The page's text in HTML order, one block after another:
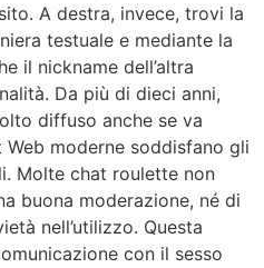
A destra, invece, trovi la
testuale e mediante la
il nickname dell’altra
Da più di dieci anni,
diffuso anche se va
moderne soddisfano gli
Molte chat roulette non
buona moderazione, né di
nell’utilizzo. Questa
con il sesso